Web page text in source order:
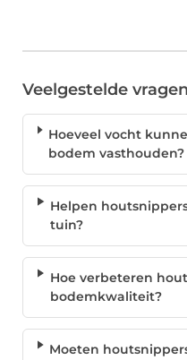
Veelgestelde vragen
Hoeveel vocht
bodem vasthouden?
Helpen
tuin?
Hoe verbeteren
bodemkwaliteit?
Moeten